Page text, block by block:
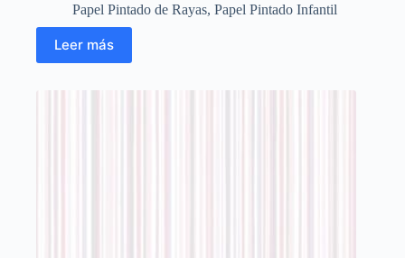
Papel Pintado de Rayas, Papel Pintado Infantil
Leer más